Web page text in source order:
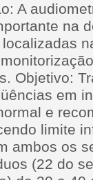
A
na
Objetivo:
em
e
limite
ambos os
(22 do